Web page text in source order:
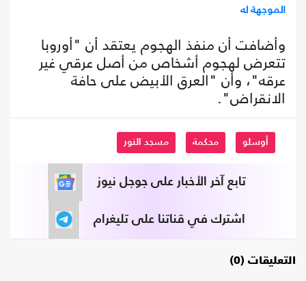
الموجهة له
وأضافت أن منفذ الهجوم يعتقد أن "أوروبا
تتعرض لهجوم أشخاص من أصل عرقي غير
عرقه"، وأن "العرق الأبيض على حافة
الانقراض".
أوسلو محكمة مسجد النور
تابع آخر الأخبار على جوجل نيوز
اشترك في قناتنا على تليغرام
التعليقات (0)